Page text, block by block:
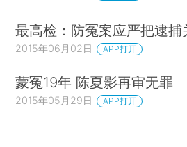
最高检：防冤案应严把逮捕
2015年06月02日 APP打开
蒙冤19年 陈夏影再审无罪
2015年05月29日 APP打开